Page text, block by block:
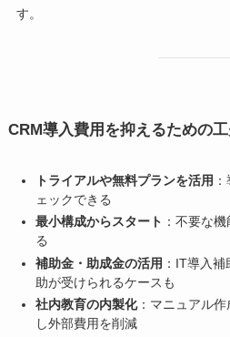
す。
CRM導入費用を抑えるための
トライアルや無料プランを活用
ェックできる
最小構成からスタート ：不要な
る
補助金・助成金の活用 ：IT導入
助が受けられるケースも
社内教育の内製化：マニュアル
し外部費用を削減